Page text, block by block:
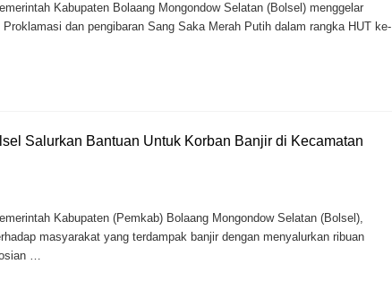
Kabupaten Bolaang Mongondow Selatan (Bolsel) menggelar
dan pengibaran Sang Saka Merah Putih dalam rangka HUT ke-
Salurkan Bantuan Untuk Korban Banjir di Kecamatan
Kabupaten (Pemkab) Bolaang Mongondow Selatan (Bolsel),
masyarakat yang terdampak banjir dengan menyalurkan ribuan
…